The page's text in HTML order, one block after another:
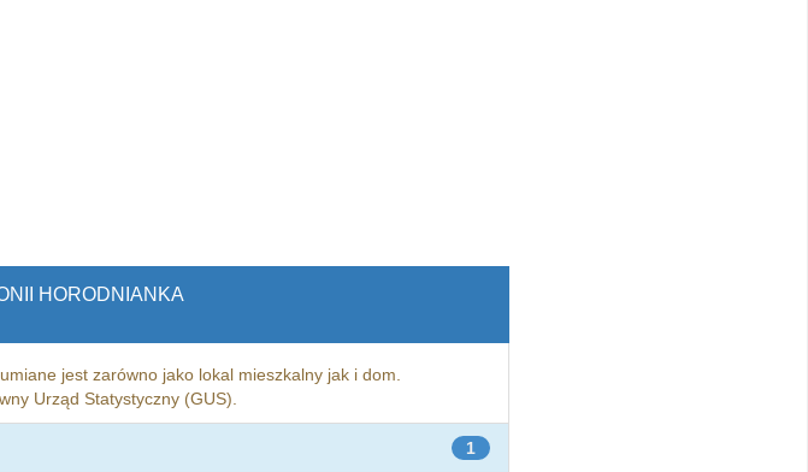
HORODNIANKA
jest zarówno jako lokal mieszkalny jak i dom.
Urząd Statystyczny (GUS).
1